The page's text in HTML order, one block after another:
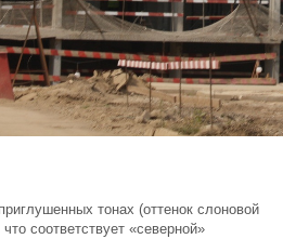
тонах (оттенок слоновой
соответствует «северной»